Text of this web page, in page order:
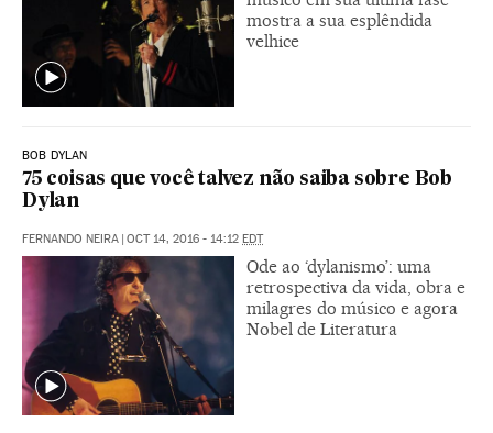
mostra a sua esplêndida
velhice
BOB DYLAN
75 coisas que você talvez não saiba sobre Bob
Dylan
FERNANDO NEIRA | OCT 14, 2016 - 14:12 EDT
Ode ao ‘dylanismo’: uma
retrospectiva da vida, obra e
milagres do músico e agora
Nobel de Literatura